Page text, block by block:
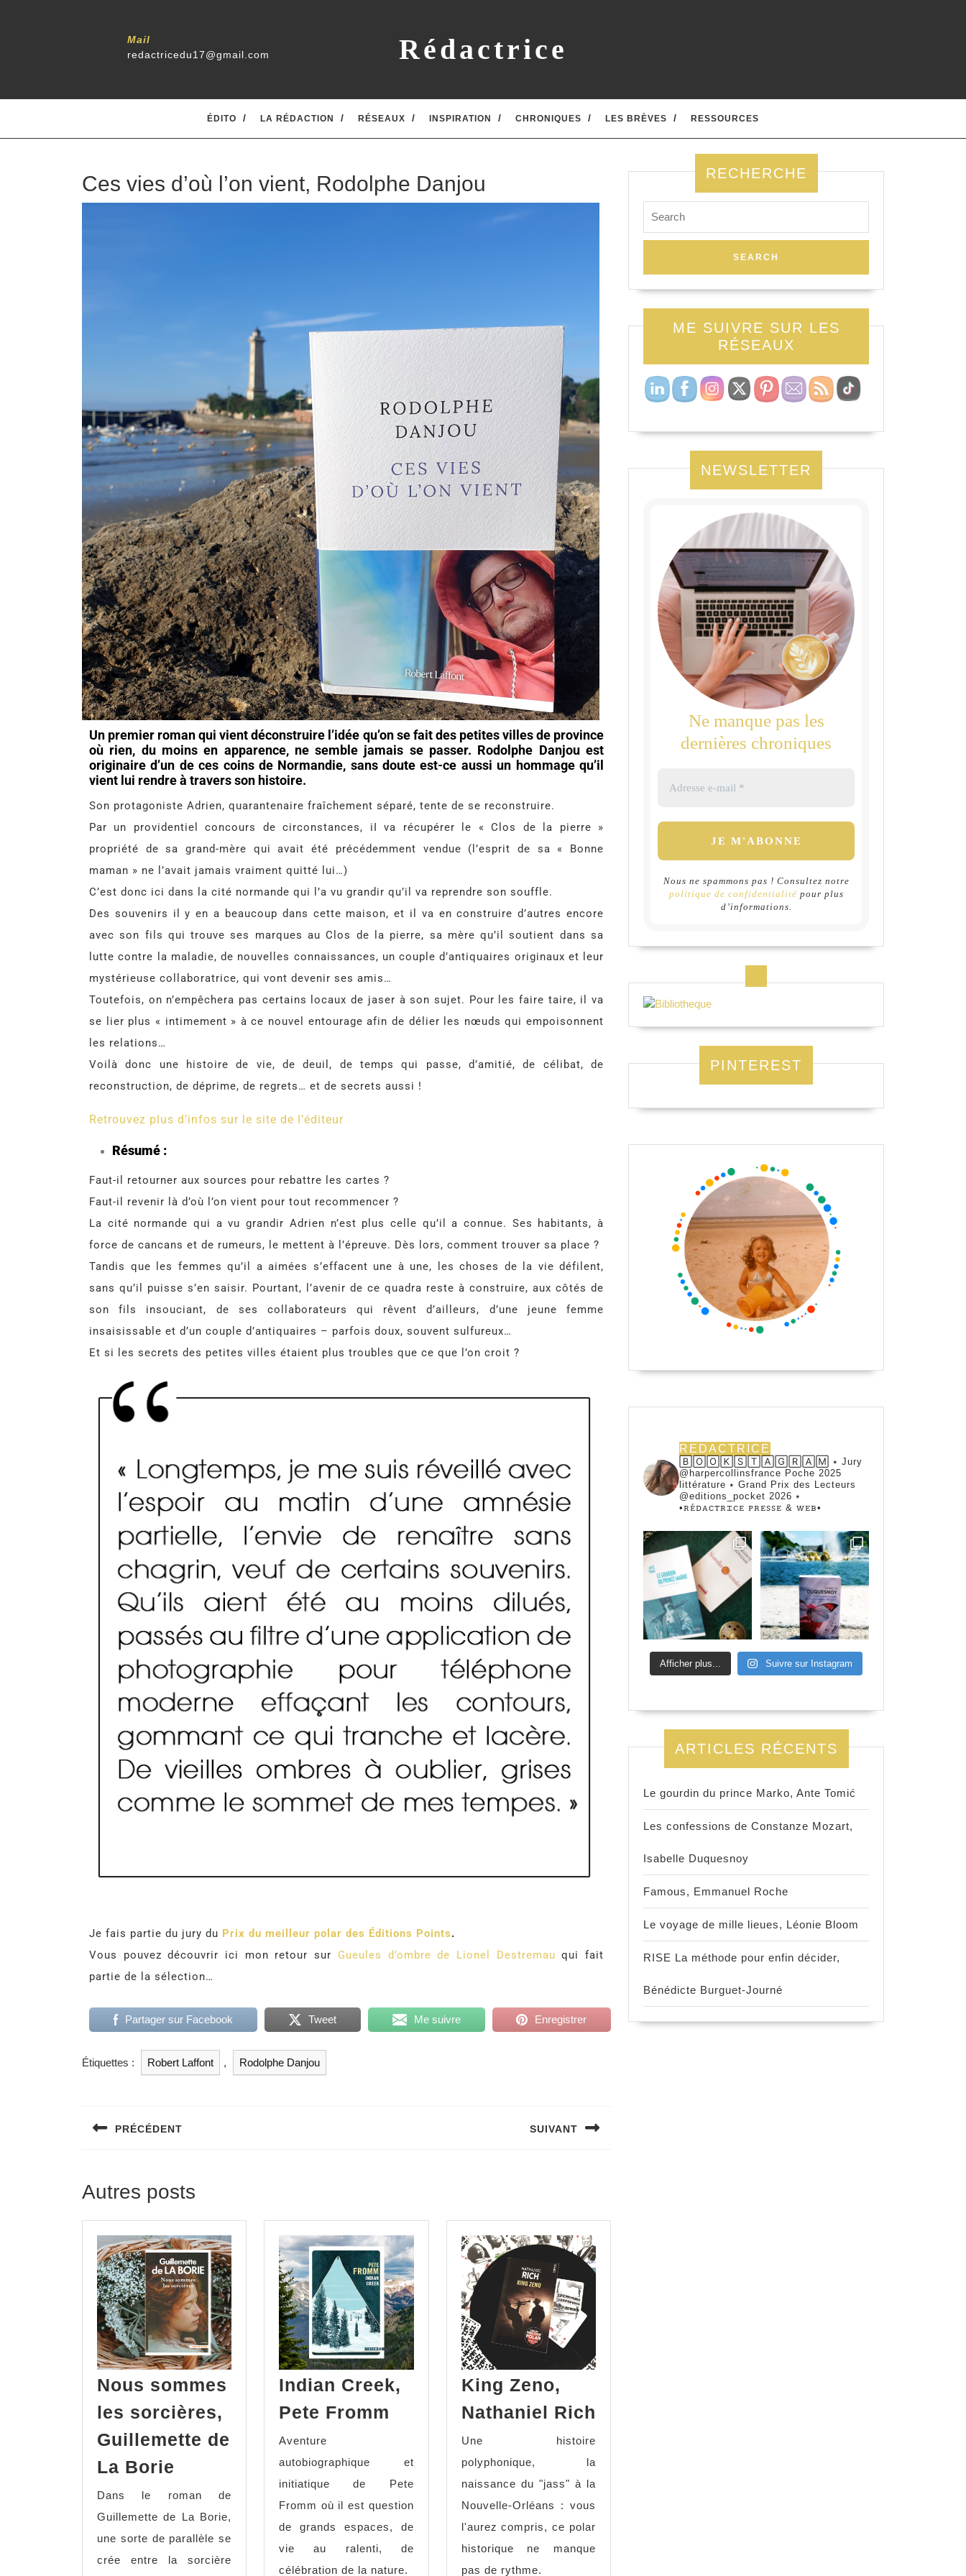
Mail
redactricedu17@gmail.com
Rédactrice
ÉDITO LA RÉDACTION RÉSEAUX INSPIRATION CHRONIQUES LES BRÈVES RESSOURCES
Ces vies d’où l’on vient, Rodolphe Danjou
Un premier roman qui vient déconstruire l’idée qu’on se fait des petites villes de province
où rien, du moins en apparence, ne semble jamais se passer. Rodolphe Danjou est
originaire d’un de ces coins de Normandie, sans doute est-ce aussi un hommage qu’il
vient lui rendre à travers son histoire.
Son protagoniste Adrien, quarantenaire fraîchement séparé, tente de se reconstruire.
Par un providentiel concours de circonstances, iI va récupérer le « Clos de la pierre »
propriété de sa grand-mère qui avait été précédemment vendue (l’esprit de sa « Bonne
maman » ne l’avait jamais vraiment quitté lui…)
C’est donc ici dans la cité normande qui l’a vu grandir qu’il va reprendre son souffle.
Des souvenirs il y en a beaucoup dans cette maison, et il va en construire d’autres encore
avec son fils qui trouve ses marques au Clos de la pierre, sa mère qu’il soutient dans sa
lutte contre la maladie, de nouvelles connaissances, un couple d’antiquaires originaux et leur
mystérieuse collaboratrice, qui vont devenir ses amis…
Toutefois, on n’empêchera pas certains locaux de jaser à son sujet. Pour les faire taire, il va
se lier plus « intimement » à ce nouvel entourage afin de délier les nœuds qui empoisonnent
les relations…
Voilà donc une histoire de vie, de deuil, de temps qui passe, d’amitié, de célibat, de
reconstruction, de déprime, de regrets… et de secrets aussi !
Retrouvez plus d’infos sur le site de l’éditeur
Résumé :
Faut-il retourner aux sources pour rebattre les cartes ?
Faut-il revenir là d’où l’on vient pour tout recommencer ?
La cité normande qui a vu grandir Adrien n’est plus celle qu’il a connue. Ses habitants, à
force de cancans et de rumeurs, le mettent à l’épreuve. Dès lors, comment trouver sa place ?
Tandis que les femmes qu’il a aimées s’effacent une à une, les choses de la vie défilent,
sans qu’il puisse s’en saisir. Pourtant, l’avenir de ce quadra reste à construire, aux côtés de
son fils insouciant, de ses collaborateurs qui rêvent d’ailleurs, d’une jeune femme
insaisissable et d’un couple d’antiquaires – parfois doux, souvent sulfureux…
Et si les secrets des petites villes étaient plus troubles que ce que l’on croit ?
Je fais partie du jury du Prix du meilleur polar des Éditions Points.
Vous pouvez découvrir ici mon retour sur Gueules d’ombre de Lionel Destremau qui fait
partie de la sélection…
Partager sur Facebook Tweet Me suivre Enregistrer
Étiquettes : Robert Laffont , Rodolphe Danjou
PRÉCÉDENT SUIVANT
Autres posts
Nous sommes
les sorcières,
Guillemette de
La Borie
Dans le roman de
Guillemette de La Borie,
une sorte de parallèle se
crée entre la sorcière
Indian Creek,
Pete Fromm
Aventure
autobiographique et
initiatique de Pete
Fromm où il est question
de grands espaces, de
vie au ralenti, de
célébration de la nature.
King Zeno,
Nathaniel Rich
Une histoire
polyphonique, la
naissance du "jass" à la
Nouvelle-Orléans : vous
l'aurez compris, ce polar
historique ne manque
pas de rythme.
RECHERCHE
ME SUIVRE SUR LES
RÉSEAUX
NEWSLETTER
Ne manque pas les
dernières chroniques
Nous ne spammons pas ! Consultez notre
politique de confidentialité pour plus
d’informations.
PINTEREST
REDACTRICE
🄱🄾🄾🄺🅂🅃🄰🄶🅁🄰🄼 ⭑ Jury
@harpercollinsfrance Poche 2025
littérature ⭑ Grand Prix des Lecteurs
@editions_pocket 2026 ⭑
•ꭱꭼ́ꭰꭺꮯꭲꭱꮖꮯꭼ ꮲꭱꭼꮪꮪꭼ & ꮃꭼᏼ•
Afficher plus... Suivre sur Instagram
ARTICLES RÉCENTS
Le gourdin du prince Marko, Ante Tomić
Les confessions de Constanze Mozart,
Isabelle Duquesnoy
Famous, Emmanuel Roche
Le voyage de mille lieues, Léonie Bloom
RISE La méthode pour enfin décider,
Bénédicte Burguet-Journé